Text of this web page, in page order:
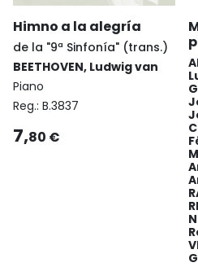
Himno a la alegría
de la "9ª Sinfonía" (trans.)
BEETHOVEN, Ludwig van
Piano
Reg.: B.3837
7,80 €